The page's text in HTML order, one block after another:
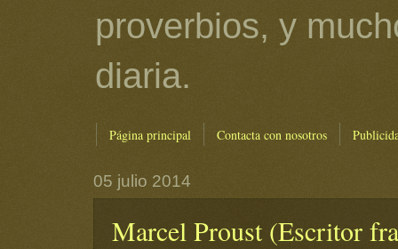
proverbios, y
diaria.
Página principal Contacta con nosotros
05 julio 2014
Marcel Proust (Escritor